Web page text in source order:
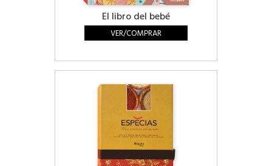
El libro del bebé
VER/COMPRAR